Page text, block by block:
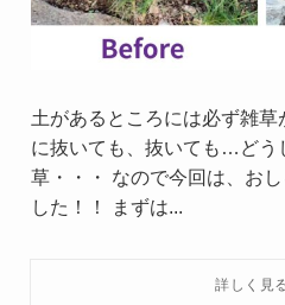
土があるところには必ず雑
に抜いても、抜いても…どう
草・・・ なので今回は、お
した！！ まずは...